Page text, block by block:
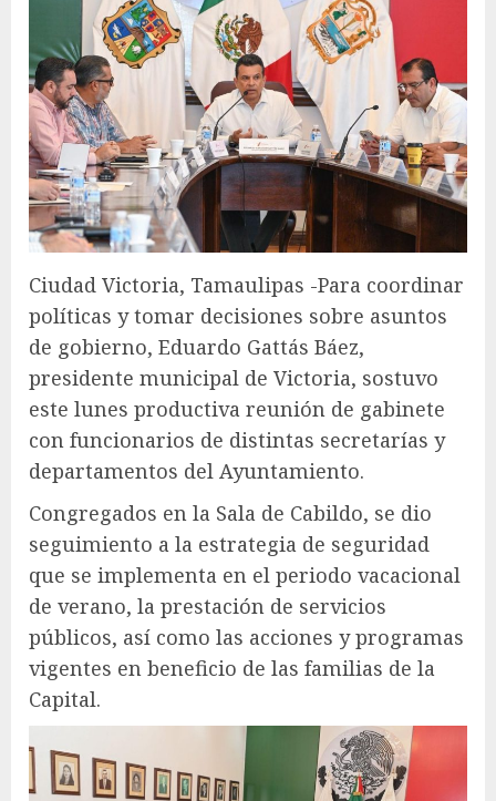
Ciudad Victoria, Tamaulipas -Para coordinar
políticas y tomar decisiones sobre asuntos
de gobierno, Eduardo Gattás Báez,
presidente municipal de Victoria, sostuvo
este lunes productiva reunión de gabinete
con funcionarios de distintas secretarías y
departamentos del Ayuntamiento.
Congregados en la Sala de Cabildo, se dio
seguimiento a la estrategia de seguridad
que se implementa en el periodo vacacional
de verano, la prestación de servicios
públicos, así como las acciones y programas
vigentes en beneficio de las familias de la
Capital.